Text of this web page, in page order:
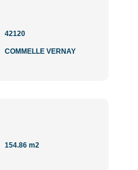
42120
COMMELLE VERNAY
154.86 m2